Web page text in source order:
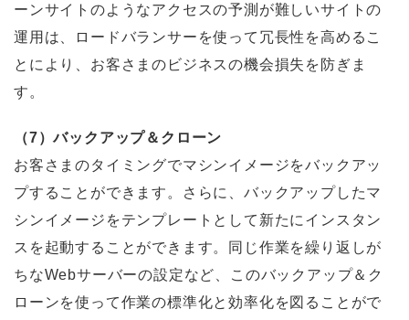
ーンサイトのようなアクセスの予測が難しいサイトの
運用は、ロードバランサーを使って冗長性を高めるこ
とにより、お客さまのビジネスの機会損失を防ぎま
す。
（7）バックアップ＆クローン
お客さまのタイミングでマシンイメージをバックアッ
プすることができます。さらに、バックアップしたマ
シンイメージをテンプレートとして新たにインスタン
スを起動することができます。同じ作業を繰り返しが
ちなWebサーバーの設定など、このバックアップ＆ク
ローンを使って作業の標準化と効率化を図ることがで